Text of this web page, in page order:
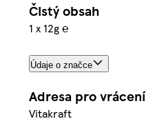
Čistý obsah
1 x 12g ℮
Údaje o značce
Adresa pro vrácení
Vitakraft